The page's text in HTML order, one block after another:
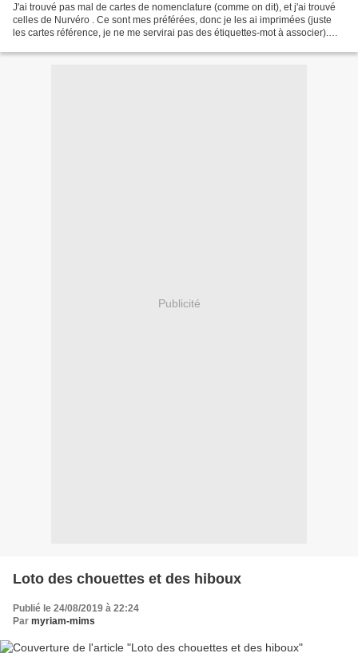
J'ai trouvé pas mal de cartes de nomenclature (comme on dit), et j'ai trouvé
celles de Nurvéro . Ce sont mes préférées, donc je les ai imprimées (juste
les cartes référence, je ne me servirai pas des étiquettes-mot à associer).
Publicité
Loto des chouettes et des hiboux
Publié le 24/08/2019 à 22:24
Par myriam-mims